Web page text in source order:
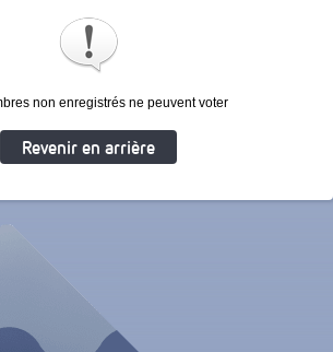
non enregistrés ne peuvent voter
Revenir en arrière